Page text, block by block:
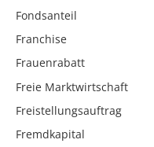
Fondsanteil
Franchise
Frauenrabatt
Freie Marktwirtschaft
Freistellungsauftrag
Fremdkapital